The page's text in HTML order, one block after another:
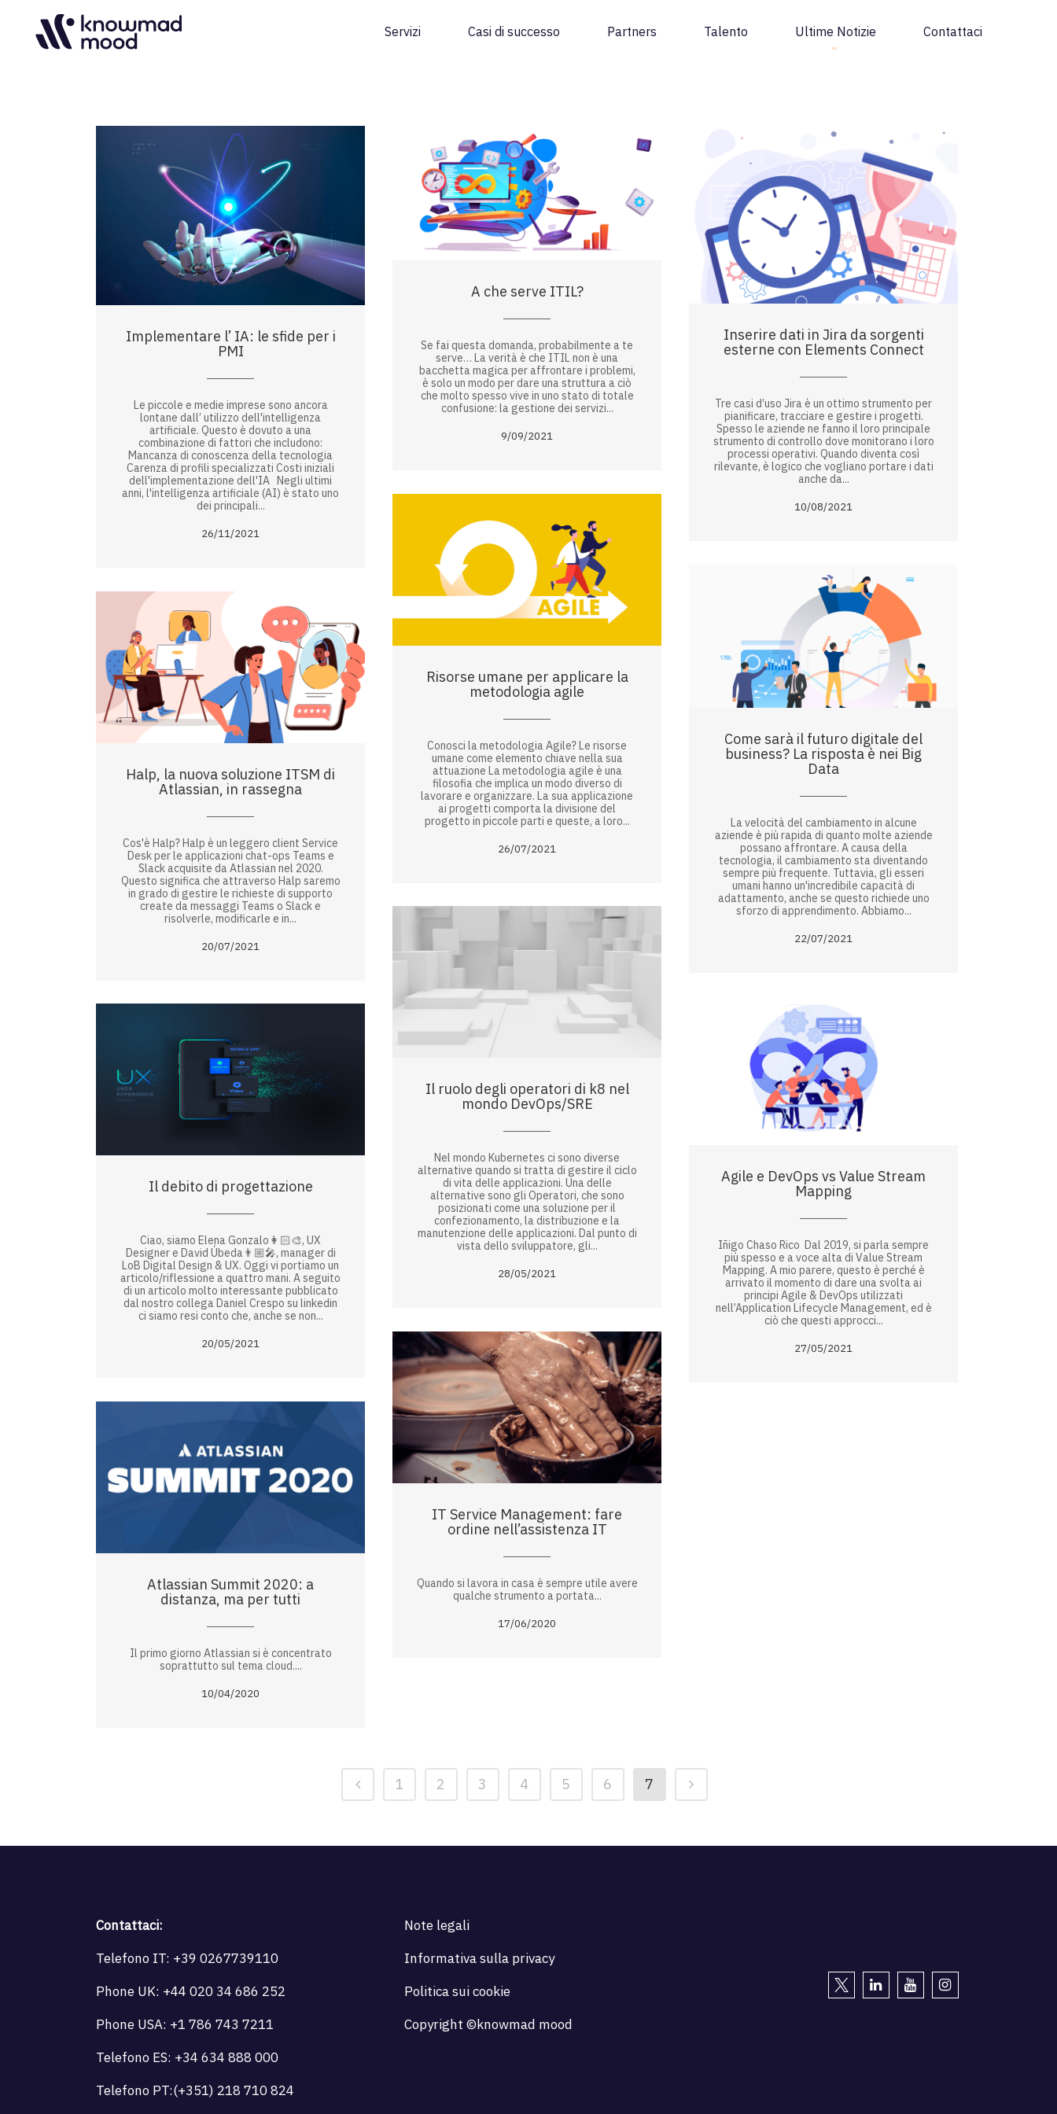
Servizi Casi di successo Partners Talento Ultime Notizie Contattaci
Implementare l’ IA: le sfide per i
PMI
Le piccole e medie imprese sono ancora
lontane dall’ utilizzo dell'intelligenza
artificiale. Questo è dovuto a una
combinazione di fattori che includono:
Mancanza di conoscenza della tecnologia
Carenza di profili specializzati Costi iniziali
dell'implementazione dell'IA Negli ultimi
anni, l'intelligenza artificiale (AI) è stato uno
dei principali...
26/11/2021
A che serve ITIL?
Se fai questa domanda, probabilmente a te
serve… La verità è che ITIL non è una
bacchetta magica per affrontare i problemi,
è solo un modo per dare una struttura a ciò
che molto spesso vive in uno stato di totale
confusione: la gestione dei servizi...
9/09/2021
Inserire dati in Jira da sorgenti
esterne con Elements Connect
Tre casi d’uso Jira è un ottimo strumento per
pianificare, tracciare e gestire i progetti.
Spesso le aziende ne fanno il loro principale
strumento di controllo dove monitorano i loro
processi operativi. Quando diventa così
rilevante, è logico che vogliano portare i dati
anche da...
10/08/2021
Risorse umane per applicare la
metodologia agile
Conosci la metodologia Agile? Le risorse
umane come elemento chiave nella sua
attuazione La metodologia agile è una
filosofia che implica un modo diverso di
lavorare e organizzare. La sua applicazione
ai progetti comporta la divisione del
progetto in piccole parti e queste, a loro...
26/07/2021
Come sarà il futuro digitale del
business? La risposta è nei Big
Data
La velocità del cambiamento in alcune
aziende è più rapida di quanto molte aziende
possano affrontare. A causa della
tecnologia, il cambiamento sta diventando
sempre più frequente. Tuttavia, gli esseri
umani hanno un'incredibile capacità di
adattamento, anche se questo richiede uno
sforzo di apprendimento. Abbiamo...
22/07/2021
Halp, la nuova soluzione ITSM di
Atlassian, in rassegna
Cos'è Halp? Halp è un leggero client Service
Desk per le applicazioni chat-ops Teams e
Slack acquisite da Atlassian nel 2020.
Questo significa che attraverso Halp saremo
in grado di gestire le richieste di supporto
create da messaggi Teams o Slack e
risolverle, modificarle e in...
20/07/2021
Il ruolo degli operatori di k8 nel
mondo DevOps/SRE
Nel mondo Kubernetes ci sono diverse
alternative quando si tratta di gestire il ciclo
di vita delle applicazioni. Una delle
alternative sono gli Operatori, che sono
posizionati come una soluzione per il
confezionamento, la distribuzione e la
manutenzione delle applicazioni. Dal punto di
vista dello sviluppatore, gli...
28/05/2021
Agile e DevOps vs Value Stream
Mapping
Iñigo Chaso Rico Dal 2019, si parla sempre
più spesso e a voce alta di Value Stream
Mapping. A mio parere, questo è perché è
arrivato il momento di dare una svolta ai
principi Agile & DevOps utilizzati
nell’Application Lifecycle Management, ed è
ciò che questi approcci...
27/05/2021
Il debito di progettazione
Ciao, siamo Elena Gonzalo👩🏻🎨, UX
Designer e David Úbeda👨🏼🎤, manager di
LoB Digital Design & UX. Oggi vi portiamo un
articolo/riflessione a quattro mani. A seguito
di un articolo molto interessante pubblicato
dal nostro collega Daniel Crespo su linkedin
ci siamo resi conto che, anche se non...
20/05/2021
IT Service Management: fare
ordine nell’assistenza IT
Quando si lavora in casa è sempre utile avere
qualche strumento a portata...
17/06/2020
Atlassian Summit 2020: a
distanza, ma per tutti
Il primo giorno Atlassian si è concentrato
soprattutto sul tema cloud....
10/04/2020
1 2 3 4 5 6 7
Contattaci:
Telefono IT: +39 0267739110
Phone UK: +44 020 34 686 252
Phone USA: +1 786 743 7211
Telefono ES: +34 634 888 000
Telefono PT:(+351) 218 710 824
Note legali
Informativa sulla privacy
Politica sui cookie
Copyright ©knowmad mood